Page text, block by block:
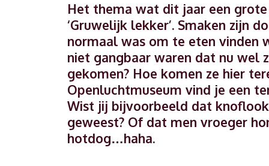
Het thema wat dit jaar een
‘Gruwelijk lekker’. Smaken zijn
normaal was om te eten vinden
niet gangbaar waren dat nu wel
gekomen? Hoe komen ze hier
Openluchtmuseum vind je een
Wist jij bijvoorbeeld dat
geweest? Of dat men vroeger
hotdog…haha.